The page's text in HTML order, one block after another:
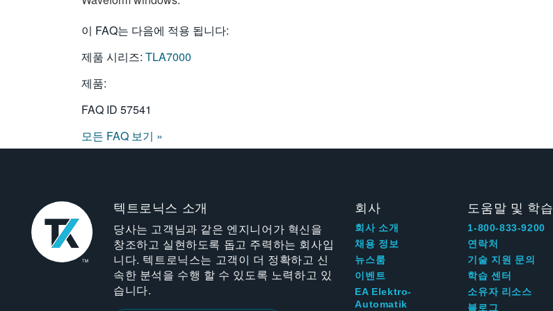
이 FAQ는 다음에 적용 됩니다:
제품 시리즈: TLA7000
제품:
FAQ ID 57541
모든 FAQ 보기 »
텍트로닉스 소개
당사는 고객님과 같은 엔지니어가 혁신을
창조하고 실현하도록 돕고 주력하는 회사입
니다. 텍트로닉스는 고객이 더 정확하고 신
속한 분석을 수행 할 수 있도록 노력하고 있
습니다.
회사
회사 소개
채용 정보
뉴스룸
이벤트
EA Elektro-
Automatik
도움말 및 학습
1-800-833-9200
연락처
기술 지원 문의
학습 센터
소유자 리소스
블로그